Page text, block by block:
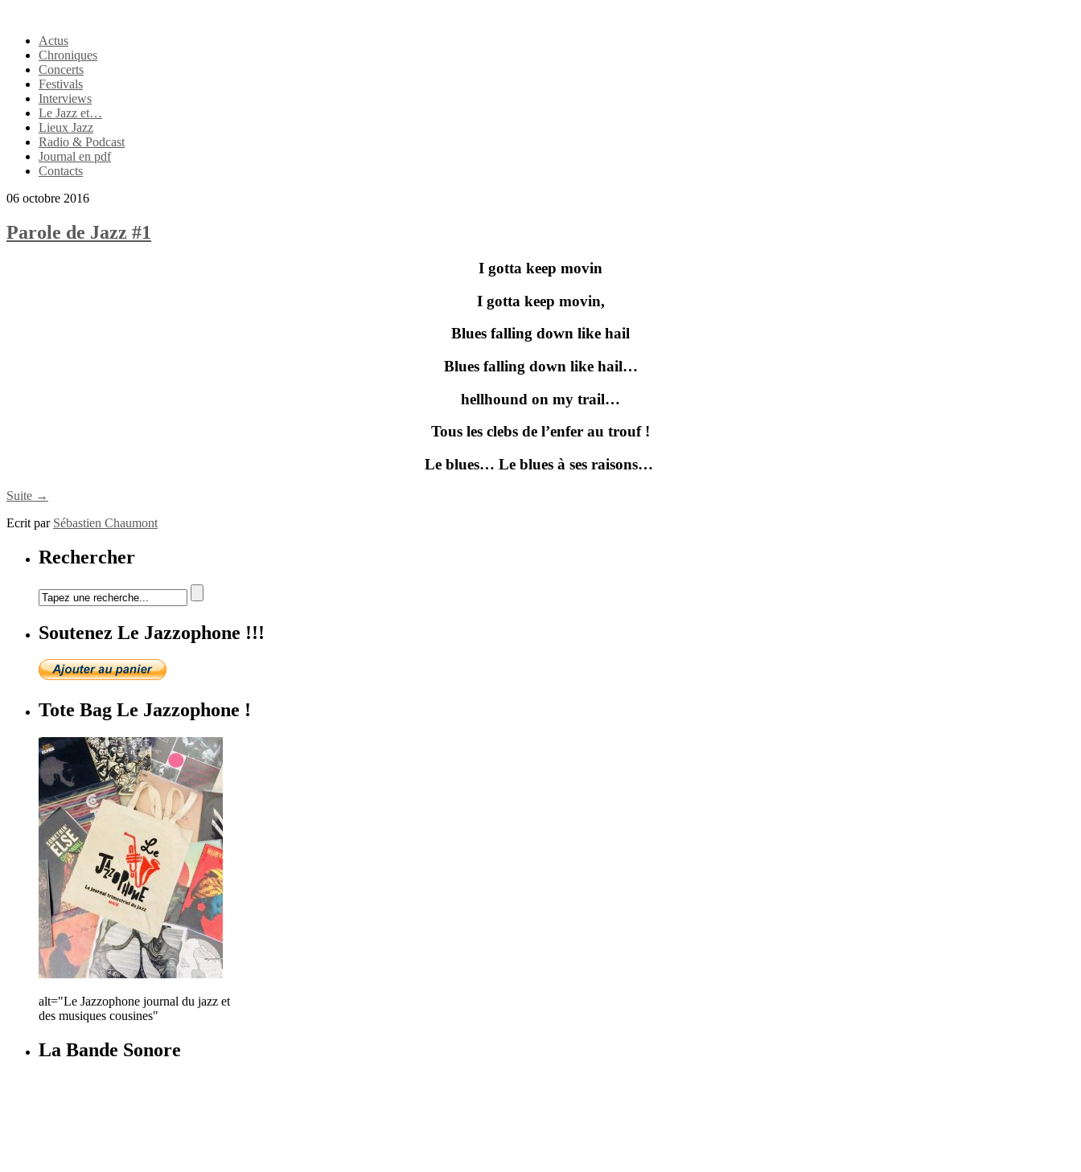
Actus
Chroniques
Concerts
Festivals
Interviews
Le Jazz et…
Lieux Jazz
Radio & Podcast
Journal en pdf
Contacts
06 octobre 2016
Parole de Jazz #1
I gotta keep movin
I gotta keep movin,
Blues falling down like hail
Blues falling down like hail…
hellhound on my trail…
Tous les clebs de l’enfer au trouf !
Le blues… Le blues à ses raisons…
Suite →
Ecrit par Sébastien Chaumont
Rechercher
Soutenez Le Jazzophone !!!
Tote Bag Le Jazzophone !
alt="Le Jazzophone journal du jazz et
des musiques cousines"
La Bande Sonore